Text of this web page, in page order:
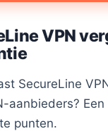
VPN
SecureLine
aanbieders?
punten.